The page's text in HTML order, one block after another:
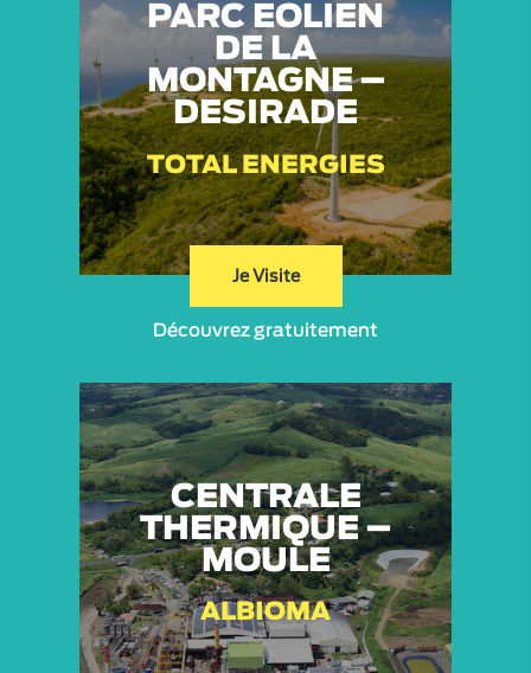
PARC EOLIEN
DE LA
MONTAGNE –
DESIRADE
TOTAL ENERGIES
Je Visite
Découvrez gratuitement
CENTRALE
THERMIQUE –
MOULE
ALBIOMA